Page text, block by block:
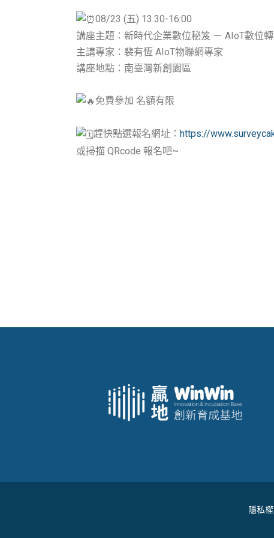
08/23 (五) 13:30-16:00
講座主題：新時代企業數位秘笈 － AIoT數位
主講專家：裴有恆 AIoT物聯網專家
講座地點：南臺灣新創園區
免費參加 名額有限
趕快點選報名網址： https://
或掃描 QRcode 報名吧~